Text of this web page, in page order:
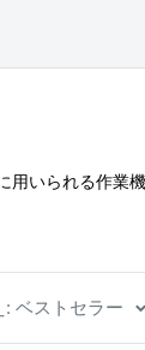
いられる作業
: ベストセラー